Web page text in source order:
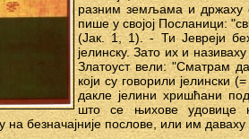
разним земљама и држаху
пише у својој Посланици:
(Јак. 1, 1). - Ти Јевреји
јелинску. Зато их и
Златоуст вели: "Сматрам
који су говорили јелински
дакле јелини хришћани
што се њихове удовице
на безначајније послове, или им